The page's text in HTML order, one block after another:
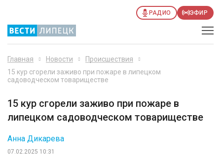
РАДИО ЭФИР
Главная Новости
Происшествия
15 кур сгорели заживо при пожаре в липецком
садоводческом товариществе
15 кур сгорели заживо при пожаре в
липецком садоводческом товариществе
07.02.2025 10:31
Анна Дикарева